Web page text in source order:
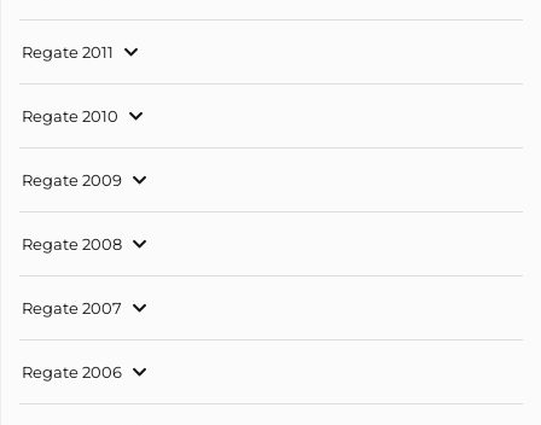
Regate 2011
Regate 2010
Regate 2009
Regate 2008
Regate 2007
Regate 2006